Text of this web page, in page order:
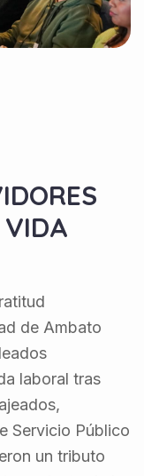
VIDA
de Ambato
laboral tras
Servicio Público
un tributo